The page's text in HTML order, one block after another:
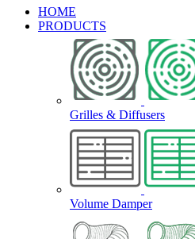
HOME
PRODUCTS
Grilles & Diffusers
Volume Damper